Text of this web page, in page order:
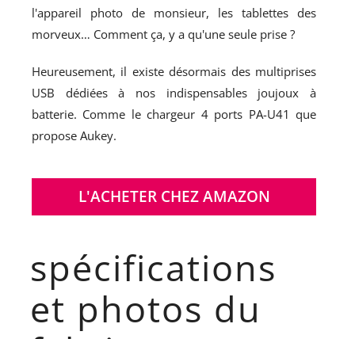
l'appareil photo de monsieur, les tablettes des
morveux… Comment ça, y a qu'une seule prise ?
Heureusement, il existe désormais des multiprises
USB dédiées à nos indispensables joujoux à
batterie. Comme le chargeur 4 ports PA-U41 que
propose Aukey.
L'ACHETER CHEZ AMAZON
spécifications
et photos du